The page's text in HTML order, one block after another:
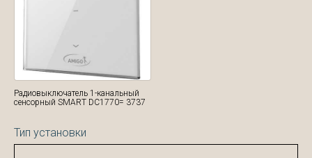
Радиовыключатель 1-канальный
сенсорный SMART DC1770= 3737
Тип установки